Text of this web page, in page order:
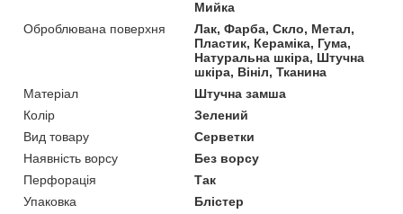
Мийка
Оброблювана поверхня
Лак, Фарба, Скло, Метал,
Пластик, Кераміка, Гума,
Натуральна шкіра, Штучна
шкіра, Вініл, Тканина
Матеріал
Штучна замша
Колір
Зелений
Вид товару
Серветки
Наявність ворсу
Без ворсу
Перфорація
Так
Упаковка
Блістер